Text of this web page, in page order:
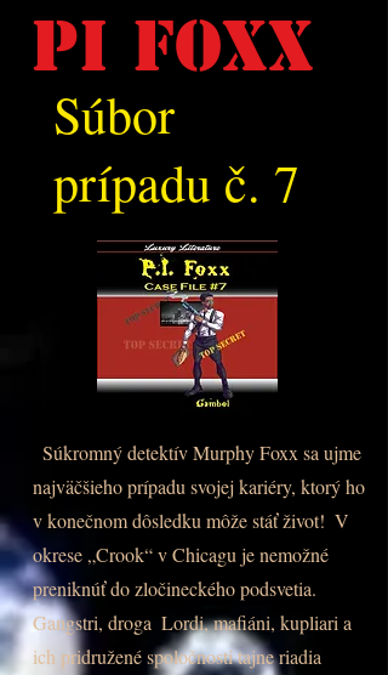
Súbor
prípadu č. 7
PI Foxx
Súkromný detektív Murphy Foxx sa ujme
najväčšieho prípadu svojej kariéry, ktorý ho
v konečnom dôsledku môže stáť život! V
okrese „Crook“ v Chicagu je nemožné
preniknúť do zločineckého podsvetia.
Gangstri, droga Lordi, mafiáni, kupliari a
ich pridružené spoločnosti tajne riadia